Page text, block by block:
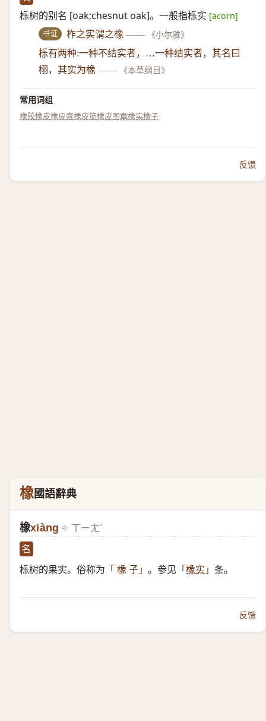
栎树的别名 [oak;chesnut oak]。一般指栎实 [acorn]
书证 柞之实谓之橡 —— 《小尔雅》
栎有两种:一种不结实者，…一种结实者，其名曰
栩，其实为橡 —— 《本草纲目》
常用词组
橡胶橡皮橡皮膏橡皮筋橡皮图章橡实橡子
反馈
橡國語辭典
橡xiàng ㄒㄧㄤˋ
名
栎树的果实。俗称为 「 橡 子」 。参见 「 橡实 」 条。
反馈